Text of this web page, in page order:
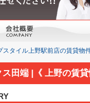
スタイル上野駅前店の賃貸物
田端 |《 上野の賃貸